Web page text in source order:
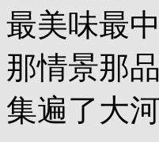
最美味最
那情景那
集遍了大